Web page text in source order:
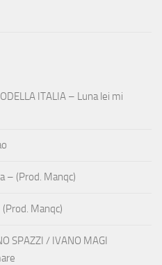
ITALIA – Luna lei mi
– (Prod. Manqc)
Manqc)
SPAZZI / IVANO MAGI